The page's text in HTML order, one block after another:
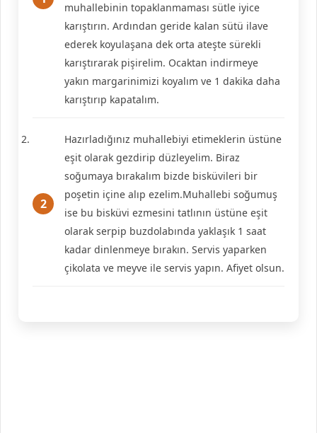
muhallebinin topaklanmaması sütle iyice
karıştırın. Ardından geride kalan sütü ilave
ederek koyulaşana dek orta ateşte sürekli
karıştırarak pişirelim. Ocaktan indirmeye
yakın margarinimizi koyalım ve 1 dakika daha
karıştırıp kapatalım.
Hazırladığınız muhallebiyi etimeklerin üstüne
eşit olarak gezdirip düzleyelim. Biraz
soğumaya bırakalım bizde bisküvileri bir
poşetin içine alıp ezelim.Muhallebi soğumuş
ise bu bisküvi ezmesini tatlının üstüne eşit
olarak serpip buzdolabında yaklaşık 1 saat
kadar dinlenmeye bırakın. Servis yaparken
çikolata ve meyve ile servis yapın. Afiyet olsun.